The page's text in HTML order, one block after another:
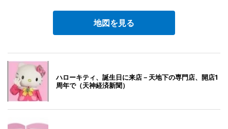
地図を見る
ハローキティ、誕生日に来店－天地下の専門店、開店1
周年で（天神経済新聞）